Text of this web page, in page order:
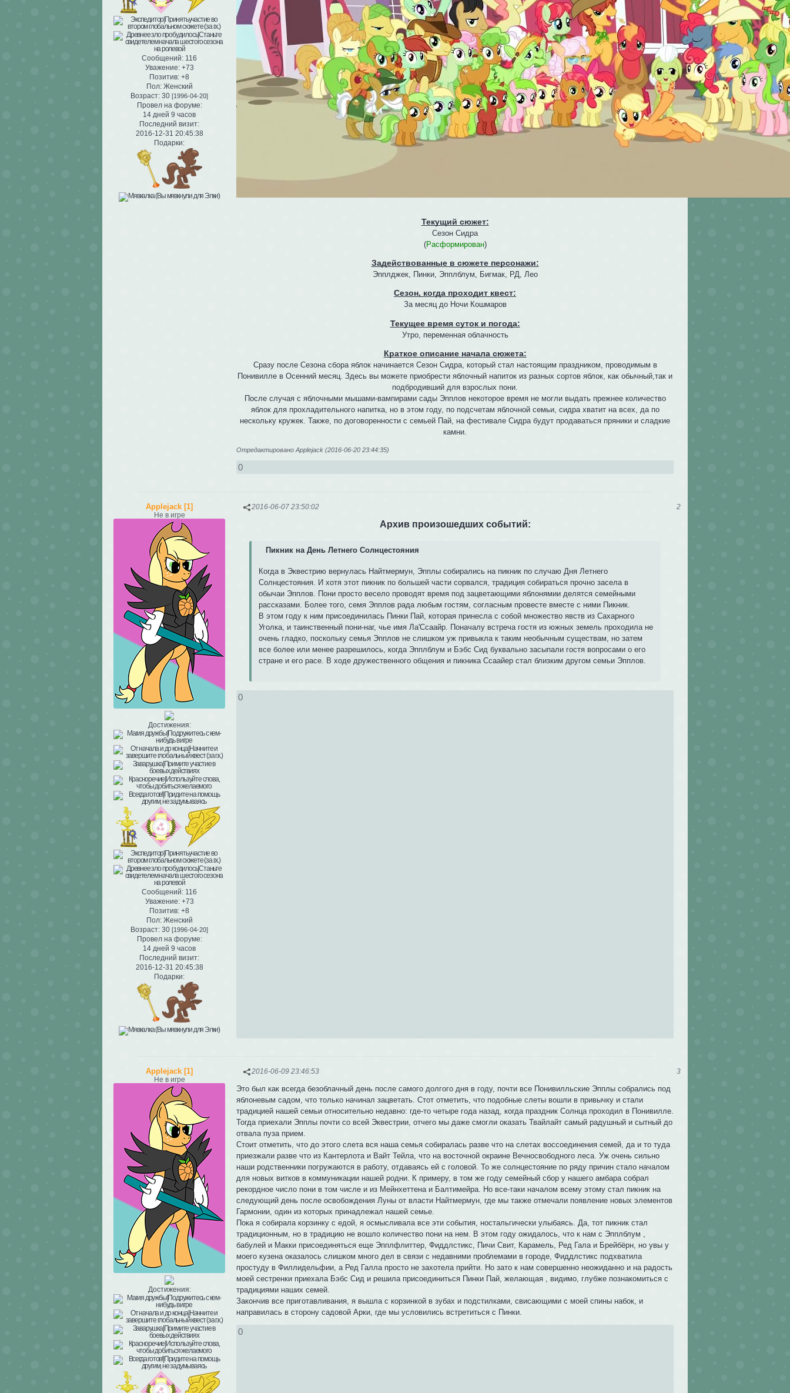
Сообщений: 116
Уважение: +73
Позитив: +8
Пол:Женский
Возраст: 30 [1996-04-20]
Провел на форуме:
14 дней 9 часов
Последний визит:
2016-12-31 20:45:38
Подарки:
Текущий сюжет:
Сезон Сидра
(Расформирован)
Задействованные в сюжете персонажи:
Эпплджек, Пинки, Эпплблум, Бигмак, РД, Лео
Сезон, когда проходит квест:
За месяц до Ночи Кошмаров
Текущее время суток и погода:
Утро, переменная облачность
Краткое описание начала сюжета:
Сразу после Сезона сбора яблок начинается Сезон Сидра, который стал настоящим праздником, проводимым в
Понивилле в Осенний месяц. Здесь вы можете приобрести яблочный напиток из разных сортов яблок, как обычный,так и
подбродивший для взрослых пони.
После случая с яблочными мышами-вампирами сады Эпплов некоторое время не могли выдать прежнее количество
яблок для прохладительного напитка, но в этом году, по подсчетам яблочной семьи, сидра хватит на всех, да по
нескольку кружек. Также, по договоренности с семьей Пай, на фестивале Сидра будут продаваться пряники и сладкие
камни.
Отредактировано Applejack (2016-06-20 23:44:35)
0
2
2016-06-07 23:50:02
Applejack [1]
Не в игре
Достижения:
Сообщений: 116
Уважение: +73
Позитив: +8
Пол:Женский
Возраст: 30 [1996-04-20]
Провел на форуме:
14 дней 9 часов
Последний визит:
2016-12-31 20:45:38
Подарки:
Архив произошедших событий:
Пикник на День Летнего Солнцестояния
Когда в Эквестрию вернулась Найтмермун, Эпплы собирались на пикник по случаю Дня Летнего
Солнцестояния. И хотя этот пикник по большей части сорвался, традиция собираться прочно засела в
обычаи Эпплов. Пони просто весело проводят время под зацветающими яблонямии делятся семейными
рассказами. Более того, семя Эпплов рада любым гостям, согласным провесте вместе с ними Пикник.
В этом году к ним присоединилась Пинки Пай, которая принесла с собой множество явств из Сахарного
Уголка, и таинственный пони-наг, чье имя Ла'Ссаайр. Поначалу встреча гостя из южных земель проходила не
очень гладко, поскольку семья Эпплов не слишком уж привыкла к таким необычным существам, но затем
все более или менее разрешилось, когда Эпплблум и Бэбс Сид буквально засыпали гостя вопросами о его
стране и его расе. В ходе дружественного общения и пикника Ссаайер стал близким другом семьи Эпплов.
0
3
2016-06-09 23:46:53
Applejack [1]
Не в игре
Достижения:
Это был как всегда безоблачный день после самого долгого дня в году, почти все Понивилльские Эпплы собрались под
яблоневым садом, что только начинал зацветать. Стот отметить, что подобные слеты вошли в привычку и стали
традицией нашей семьи относительно недавно: где-то четыре года назад, когда праздник Солнца проходил в Понивилле.
Тогда приехали Эпплы почти со всей Эквестрии, отчего мы даже смогли оказать Твайлайт самый радушный и сытный до
отвала пуза прием.
Стоит отметить, что до этого слета вся наша семья собиралась разве что на слетах воссоединения семей, да и то туда
приезжали разве что из Кантерлота и Вайт Тейла, что на восточной окраине Вечносвободного леса. Уж очень сильно
наши родственники погружаются в работу, отдаваясь ей с головой. То же солнцестояние по ряду причин стало началом
для новых витков в коммуникации нашей родни. К примеру, в том же году семейный сбор у нашего амбара собрал
рекордное число пони в том числе и из Мейнхеттена и Балтимейра. Но все-таки началом всему этому стал пикник на
следующий день после освобождения Луны от власти Найтмермун, где мы также отмечали появление новых элементов
Гармонии, один из которых принадлежал нашей семье.
Пока я собирала корзинку с едой, я осмысливала все эти события, ностальгически улыбаясь. Да, тот пикник стал
традиционным, но в традицию не вошло количество пони на нем. В этом году ожидалось, что к нам с Эпплблум ,
бабулей и Макки присоединяться еще Эпплфлиттер, Фиддлстикс, Пичи Свит, Карамель, Ред Гала и Брейбёрн, но увы у
моего кузена оказалось слишком много дел в связи с недавними проблемами в городе, Фиддлстикс подхватила
простуду в Филлидельфии, а Ред Галла просто не захотела прийти. Но зато к нам совершенно неожиданно и на радость
моей сестренки приехала Бэбс Сид и решила присоединиться Пинки Пай, желающая , видимо, глубже познакомиться с
традициями наших семей.
Закончив все приготавливания, я вышла с корзинкой в зубах и подстилками, свисающими с моей спины набок, и
направилась в сторону садовой Арки, где мы условились встретиться с Пинки.
0